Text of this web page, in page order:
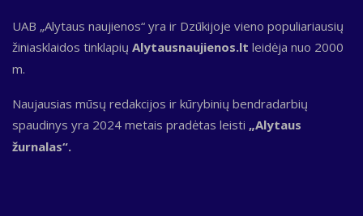
UAB „Alytaus naujienos“ yra ir Dzūkijoje vieno populiariausių
žiniasklaidos tinklapių Alytausnaujienos.lt leidėja nuo 2000
m.
Naujausias mūsų redakcijos ir kūrybinių bendradarbių
spaudinys yra 2024 metais pradėtas leisti „Alytaus
žurnalas“.